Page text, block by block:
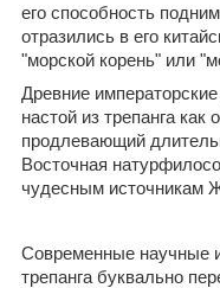
его способность
отразились в его
"морской корень" или
Древние
настой из трепанга
продлевающий
Восточная
чудесным источникам
Современные научные
трепанга буквально